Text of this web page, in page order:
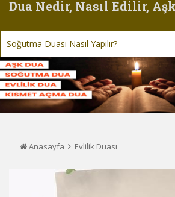
Dua Nedir, Nasıl Edilir,
Ni
Anasayfa Evlilik Duası